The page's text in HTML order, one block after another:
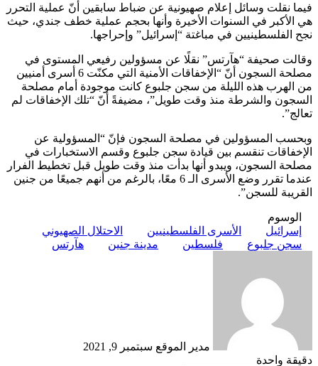
فيما نقلت وسائل إعلام صهيونية عن ضباط سابقين أنّ عملية التحرر
هي الأكبر في السنوات الأخيرة وأنها بحجم عملية خطف جندي، حيث
نجح الفلسطينيين في مباغتة “إسرائيل” وإحراجها.
وقالت صحيفة “هآرتس” نقلًا عن مسؤولين رفيعي المستوى في
مصلحة السجون أنّ “الإخفاقات الأمنية التي مكنّت 6 أسرى أمنيين
من الهرب هذه الليلة من سجن جلبوع كانت موجودة أمام مصلحة
السجون والشرطة منذ وقت طويل”، مضيفةً أنّ “تلك الإخفاقات لم
تعالج”.
وبحسب المسؤولين في مصلحة السجون فإنّ “المسؤولية عن
الإخفاقات تنقسم بين قيادة سجن جلبوع وقسم الاستخبارات في
مصلحة السجون، ويبدو أنها بدأت منذ وقت طويل قبل تخطيط الفرار
عندما تقرر وضع الأسرى الـ 6 معًا، بالرغم من أنهم جميعًا من جنين
القريبة للسجن”.
الوسوم
إسرائيل
الأسرى الفلسطينيين
الاحتلال الصهيوني
سجن جلبوع
فلسطين مدينة جنين هآرتس
مدير الموقع سبتمبر 9, 2021
دقيقة واحدة